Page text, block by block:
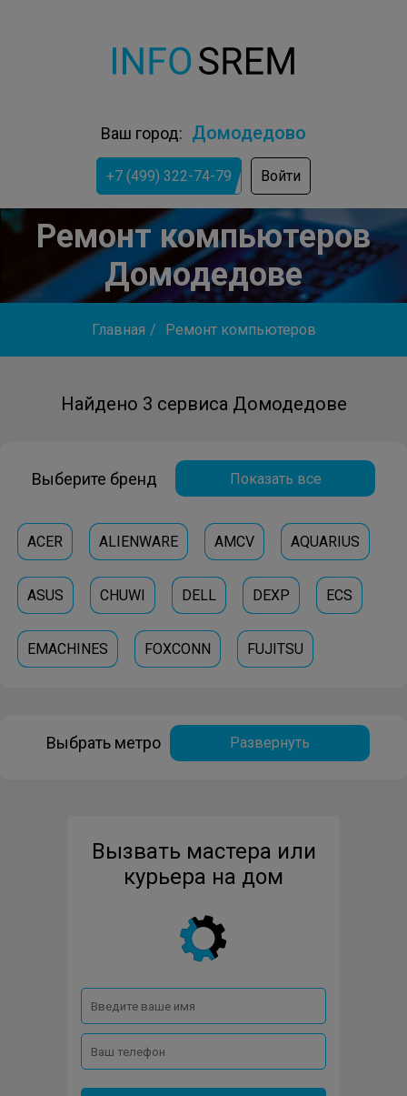
Ваш город: Домодедово
+7 (499) 322-74-79 Войти
Ремонт компьютеров
Домодедове
Главная / Ремонт компьютеров
Найдено 3 сервиса Домодедове
Выберите бренд Показать все
ACER ALIENWARE AMCV AQUARIUS
ASUS CHUWI DELL DEXP ECS
EMACHINES FOXCONN FUJITSU
LENOVO MICROSOFT
VIEWSONIC
Выбрать метро Развернуть
Вызвать мастера или
курьера на дом